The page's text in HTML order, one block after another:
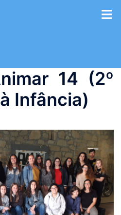
14 (2º
Infância)